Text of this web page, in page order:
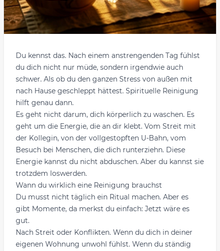
Du kennst das. Nach einem anstrengenden Tag fühlst
du dich nicht nur müde, sondern irgendwie auch
schwer. Als ob du den ganzen Stress von außen mit
nach Hause geschleppt hättest. Spirituelle Reinigung
hilft genau dann.
Es geht nicht darum, dich körperlich zu waschen. Es
geht um die Energie, die an dir klebt. Vom Streit mit
der Kollegin, von der vollgestopften U-Bahn, vom
Besuch bei Menschen, die dich runterziehn. Diese
Energie kannst du nicht abduschen. Aber du kannst sie
trotzdem loswerden.
Wann du wirklich eine Reinigung brauchst
Du musst nicht täglich ein Ritual machen. Aber es
gibt Momente, da merkst du einfach: Jetzt wäre es
gut.
Nach Streit oder Konflikten. Wenn du dich in deiner
eigenen Wohnung unwohl fühlst. Wenn du ständig